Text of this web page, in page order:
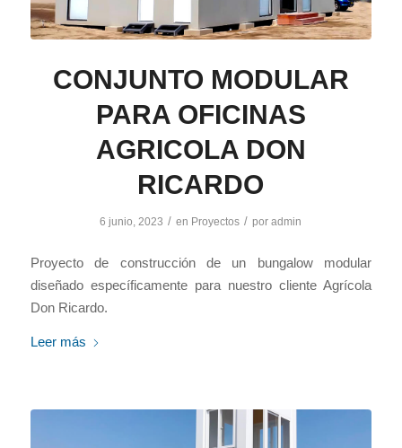
CONJUNTO MODULAR
PARA OFICINAS
AGRICOLA DON
RICARDO
6 junio, 2023 / en Proyectos / poradmin
Proyecto de construcción de un bungalow modular
diseñado específicamente para nuestro cliente Agrícola
Don Ricardo.
Leer más